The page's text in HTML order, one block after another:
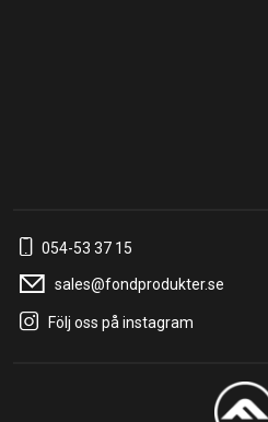
054-53 37 15
sales@fondprodukter.se
Följ oss på instagram